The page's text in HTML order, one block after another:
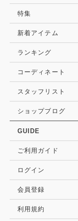
特集
新着アイテム
ランキング
コーディネート
スタッフリスト
ショップブログ
GUIDE
ご利用ガイド
ログイン
会員登録
利用規約